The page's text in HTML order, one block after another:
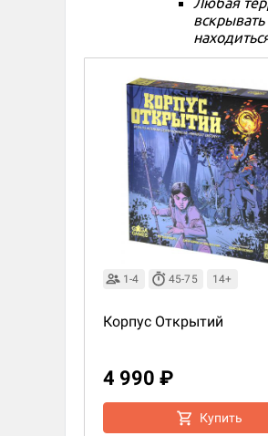
Купить
1-4 45-75 14+
Корпус Открытий
4 990 ₽
Купить